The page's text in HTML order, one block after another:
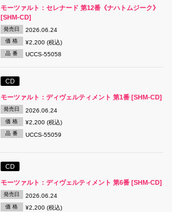
モーツァルト：セレナード 第12番《ナハトムジーク》
[SHM-CD]
発売日 2026.06.24
価 格 ¥2,200 (税込)
品 番 UCCS-55058
CD
モーツァルト：ディヴェルティメント 第1番 [SHM-CD]
発売日 2026.06.24
価 格 ¥2,200 (税込)
品 番 UCCS-55059
CD
モーツァルト：ディヴェルティメント 第6番 [SHM-CD]
発売日 2026.06.24
価 格 ¥2,200 (税込)